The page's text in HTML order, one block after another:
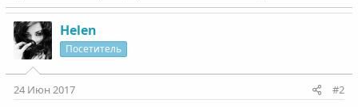
Helen
Посетитель
24 Июн 2017 #2